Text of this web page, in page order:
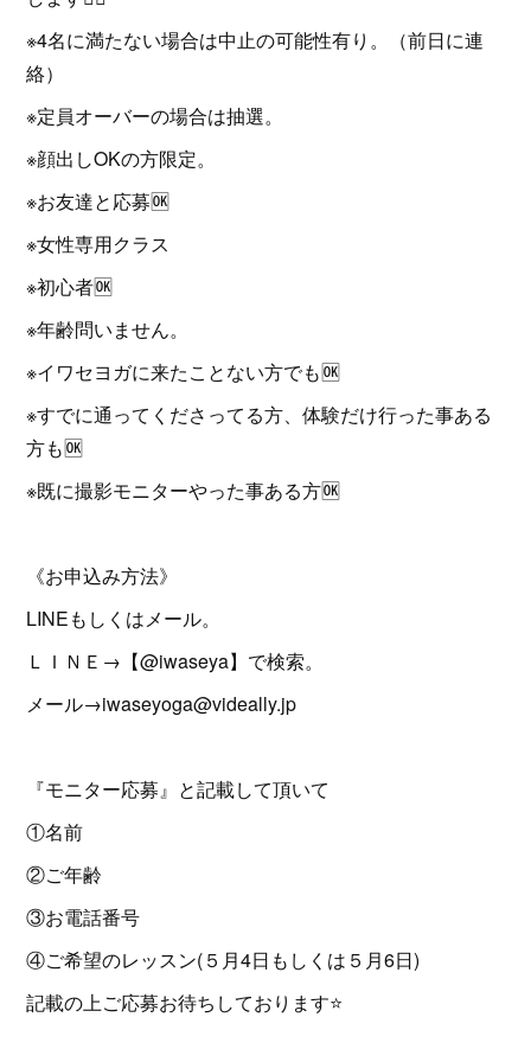
※4名に満たない場合は中止の可能性有り。（前日に連
絡）
※定員オーバーの場合は抽選。
※顔出しOKの方限定。
※お友達と応募🆗
※女性専用クラス
※初心者🆗
※年齢問いません。
※イワセヨガに来たことない方でも🆗
※すでに通ってくださってる方、体験だけ行った事ある
方も🆗
※既に撮影モニターやった事ある方🆗
《お申込み方法》
LINEもしくはメール。
ＬＩＮＥ→【@iwaseya】で検索。
メール→iwaseyoga@videally.jp
『モニター応募』と記載して頂いて
①名前
②ご年齢
③お電話番号
④ご希望のレッスン(５月4日もしくは５月6日)
記載の上ご応募お待ちしております⭐️